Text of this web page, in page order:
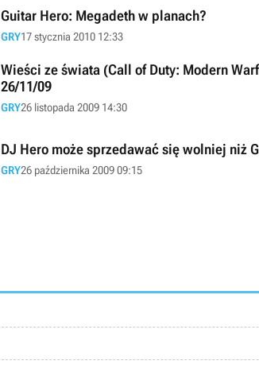
Guitar Hero: Megadeth w planach?
GRY17 stycznia 2010 12:33
Wieści ze świata (Call of Duty: Modern
26/11/09
GRY26 listopada 2009 14:30
DJ Hero może sprzedawać się wolniej niż
GRY26 października 2009 09:15